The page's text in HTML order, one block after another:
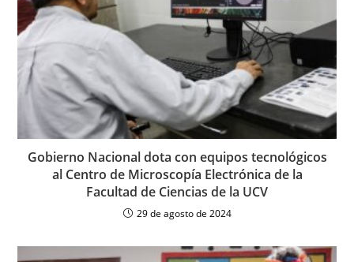
Gobierno Nacional dota con equipos tecnológicos
al Centro de Microscopía Electrónica de la
Facultad de Ciencias de la UCV
29 de agosto de 2024